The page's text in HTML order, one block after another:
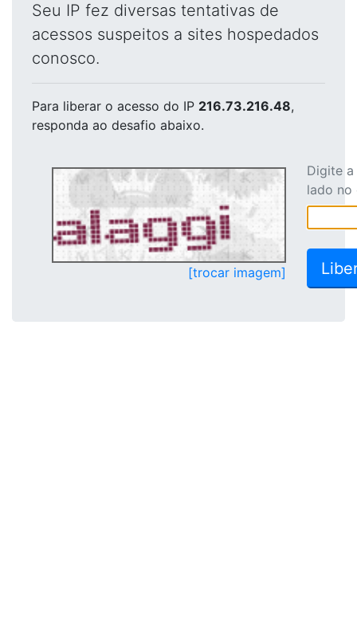
Seu IP fez diversas tentativas de
acessos suspeitos a sites hospedados
conosco.
Para liberar o acesso do IP 216.73.216.48,
responda ao desafio abaixo.
[trocar imagem]
Digite
lado no